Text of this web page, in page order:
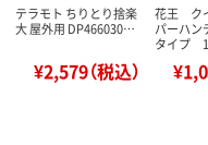
テラモト ちりとり捨楽
大 屋外用 DP466030…
¥2,579（税込）
花王 ク
パーハン
タイプ